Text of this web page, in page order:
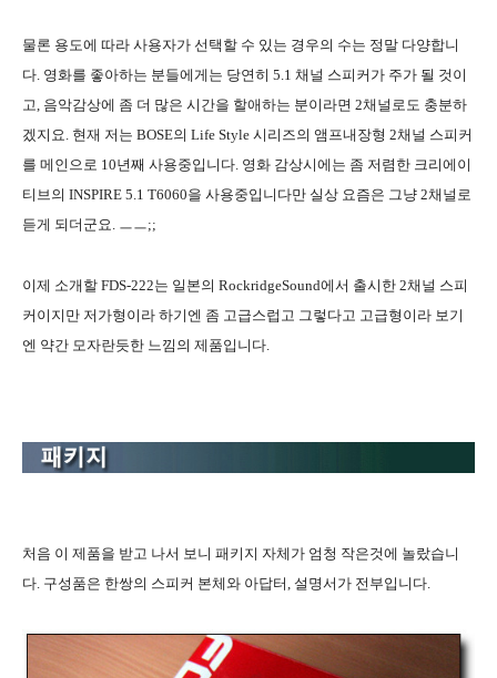
물론 용도에 따라 사용자가 선택할 수 있는 경우의 수는 정말 다양합니
다. 영화를 좋아하는 분들에게는 당연히 5.1 채널 스피커가 주가 될 것이
고, 음악감상에 좀 더 많은 시간을 할애하는 분이라면 2채널로도 충분하
겠지요. 현재 저는 BOSE의 Life Style 시리즈의 앰프내장형 2채널 스피커
를 메인으로 10년째 사용중입니다. 영화 감상시에는 좀 저렴한 크리에이
티브의 INSPIRE 5.1 T6060을 사용중입니다만 실상 요즘은 그냥 2채널로
듣게 되더군요. ㅡㅡ;;
이제 소개할 FDS-222는 일본의 RockridgeSound에서 출시한 2채널 스피
커이지만 저가형이라 하기엔 좀 고급스럽고 그렇다고 고급형이라 보기
엔 약간 모자란듯한 느낌의 제품입니다.
처음 이 제품을 받고 나서 보니 패키지 자체가 엄청 작은것에 놀랐습니
다. 구성품은 한쌍의 스피커 본체와 아답터, 설명서가 전부입니다.